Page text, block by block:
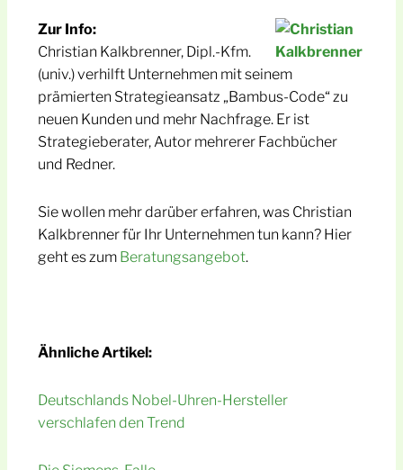
Zur Info:
Christian Kalkbrenner, Dipl.-Kfm.
(univ.) verhilft Unternehmen mit seinem
prämierten Strategieansatz „Bambus-Code“ zu
neuen Kunden und mehr Nachfrage. Er ist
Strategieberater, Autor mehrerer Fachbücher
und Redner.
Sie wollen mehr darüber erfahren, was Christian
Kalkbrenner für Ihr Unternehmen tun kann? Hier
geht es zum Beratungsangebot.
Ähnliche Artikel:
Deutschlands Nobel-Uhren-Hersteller
verschlafen den Trend